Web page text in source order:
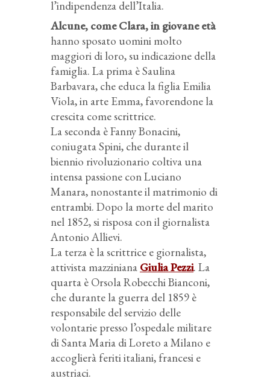
l’indipendenza dell’Italia.
Alcune, come Clara, in giovane età
hanno sposato uomini molto
maggiori di loro, su indicazione della
famiglia. La prima è Saulina
Barbavara, che educa la figlia Emilia
Viola, in arte Emma, favorendone la
crescita come scrittrice.
La seconda è Fanny Bonacini,
coniugata Spini, che durante il
biennio rivoluzionario coltiva una
intensa passione con Luciano
Manara, nonostante il matrimonio di
entrambi. Dopo la morte del marito
nel 1852, si risposa con il giornalista
Antonio Allievi.
La terza è la scrittrice e giornalista,
attivista mazziniana Giulia Pezzi. La
quarta è Orsola Robecchi Bianconi,
che durante la guerra del 1859 è
responsabile del servizio delle
volontarie presso l’ospedale militare
di Santa Maria di Loreto a Milano e
accoglierà feriti italiani, francesi e
austriaci.